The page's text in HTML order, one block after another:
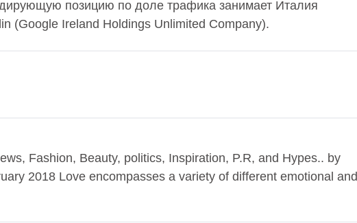
позицию по доле трафика занимает Италия
(Google Ireland Holdings Unlimited Company).
Fashion, Beauty, politics, Inspiration, P.R, and Hypes.. by
2018 Love encompasses a variety of different emotional and